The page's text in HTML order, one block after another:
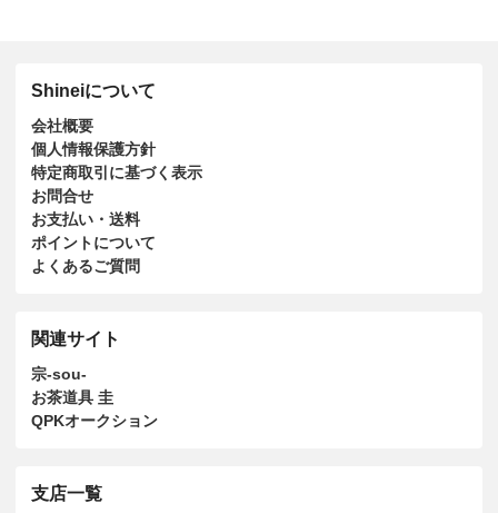
Shineiについて
会社概要
個人情報保護方針
特定商取引に基づく表示
お問合せ
お支払い・送料
ポイントについて
よくあるご質問
関連サイト
宗-sou-
お茶道具 圭
QPKオークション
支店一覧